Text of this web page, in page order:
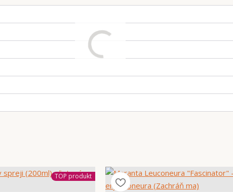
TOP produkt